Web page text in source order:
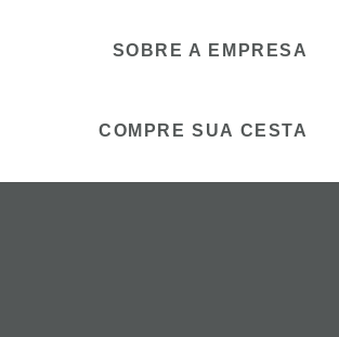
SOBRE A EMPRESA
COMPRE SUA CESTA